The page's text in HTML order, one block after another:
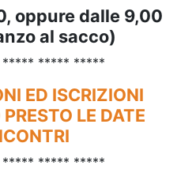
oppure dalle 9,00
al sacco)
***** *****
ED ISCRIZIONI
LE DATE
***** *****